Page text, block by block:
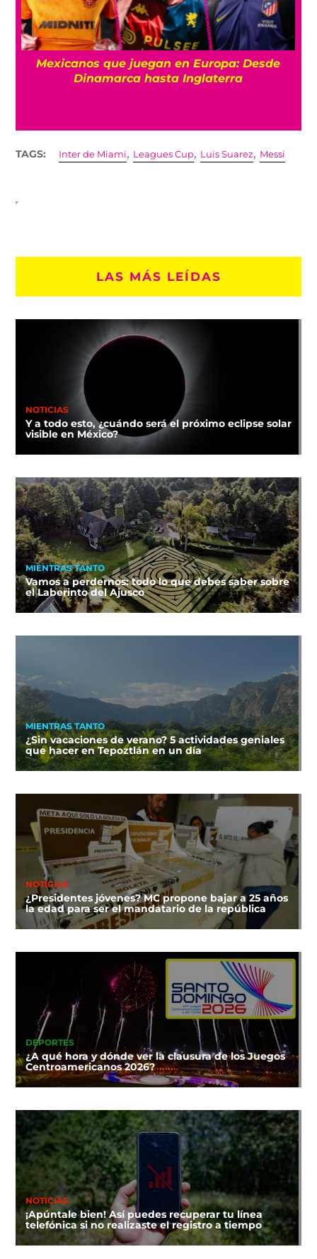
¿De plano? Argentina hace Día Nacional por
su triunfo contra Inglaterra en el Mundial
TAGS: Inter de Miami, Leagues Cup, Luis Suarez, Messi
LAS MÁS LEÍDAS
NOTICIAS
Y a todo esto, ¿cuándo será el próximo eclipse solar
visible en México?
MIENTRAS TANTO
Vamos a perdernos: todo lo que debes saber sobre
el Laberinto del Ajusco
MIENTRAS TANTO
¿Sin vacaciones de verano? 5 actividades geniales
que hacer en Tepoztlán en un día
NOTICIAS
¿Presidentes jóvenes? MC propone bajar a 25 años
la edad para ser el mandatario de la república
DEPORTES
¿A qué hora y dónde ver la clausura de los Juegos
Centroamericanos 2026?
NOTICIAS
¡Apúntale bien! Así puedes recuperar tu línea
telefónica si no realizaste el registro a tiempo